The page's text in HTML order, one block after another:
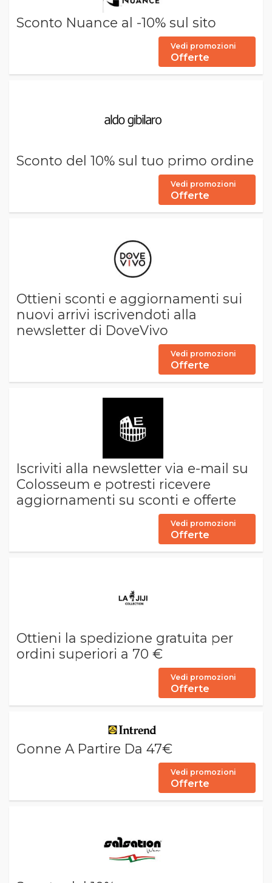
Sconto Nuance al -10% sul sito
Vedi promozioni
Offerte
Sconto del 10% sul tuo primo ordine
Vedi promozioni
Offerte
Ottieni sconti e aggiornamenti sui
nuovi arrivi iscrivendoti alla
newsletter di DoveVivo
Vedi promozioni
Offerte
Iscriviti alla newsletter via e-mail su
Colosseum e potresti ricevere
aggiornamenti su sconti e offerte
Vedi promozioni
Offerte
Ottieni la spedizione gratuita per
ordini superiori a 70 €
Vedi promozioni
Offerte
Gonne A Partire Da 47€
Vedi promozioni
Offerte